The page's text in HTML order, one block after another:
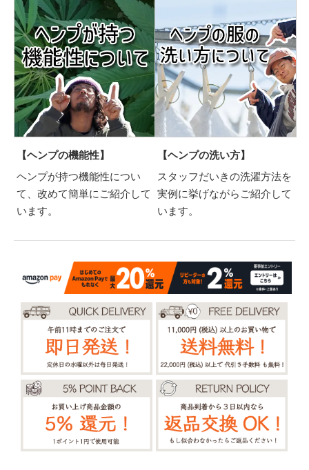
【ヘンプの機能性】
ヘンプが持つ機能性につい
て、改めて簡単にご紹介して
います。
【ヘンプの洗い方】
スタッフだいきの洗濯方法を
実例に挙げながらご紹介して
います。